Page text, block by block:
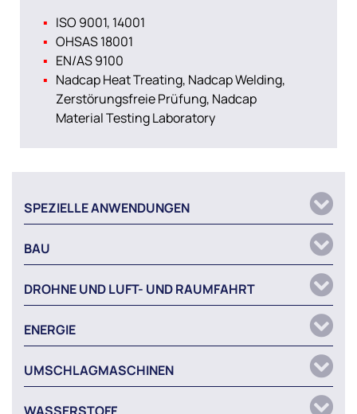
ISO 9001, 14001
OHSAS 18001
EN/AS 9100
Nadcap Heat Treating, Nadcap Welding,
Zerstörungsfreie Prüfung, Nadcap
Material Testing Laboratory
SPEZIELLE ANWENDUNGEN
BAU
DROHNE UND LUFT- UND RAUMFAHRT
ENERGIE
UMSCHLAGMASCHINEN